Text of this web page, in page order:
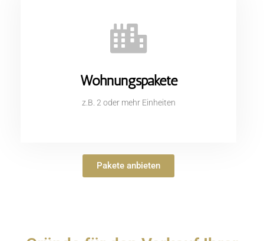
Wohnungspakete
z.B. 2 oder mehr Einheiten
Pakete anbieten